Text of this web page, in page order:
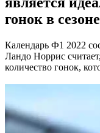
гонок в
Календарь Ф1 2022
Ландо Норрис
количество гонок,